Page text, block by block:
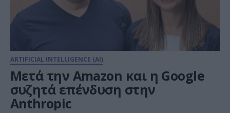
ARTIFICIAL INTELLIGENCE (AI)
Μετά την Amazon και η Google
συζητά επένδυση στην
Anthropic